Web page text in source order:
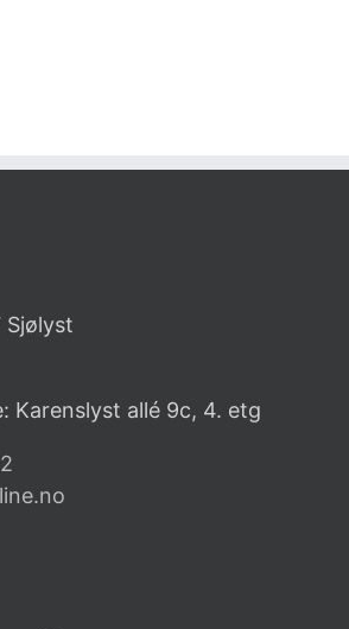
Sjølyst
Karenslyst allé 9c, 4. etg